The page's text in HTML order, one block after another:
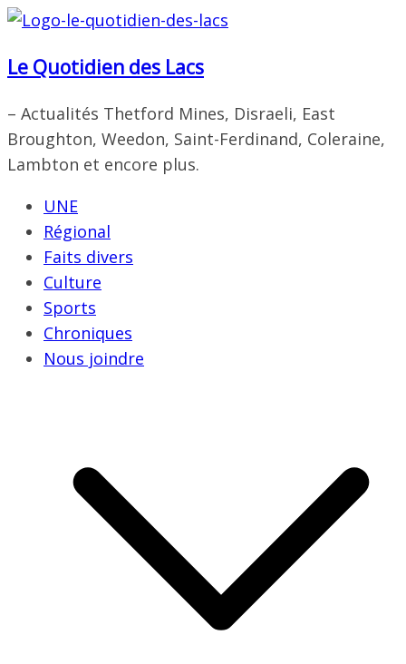
Passer
contenu
Le Quotidien des Lacs
– Actualités Thetford Mines, Disraeli, East
Broughton, Weedon, Saint-Ferdinand, Coleraine,
Lambton et encore plus.
UNE
Régional
Faits divers
Culture
Sports
Chroniques
Nous joindre